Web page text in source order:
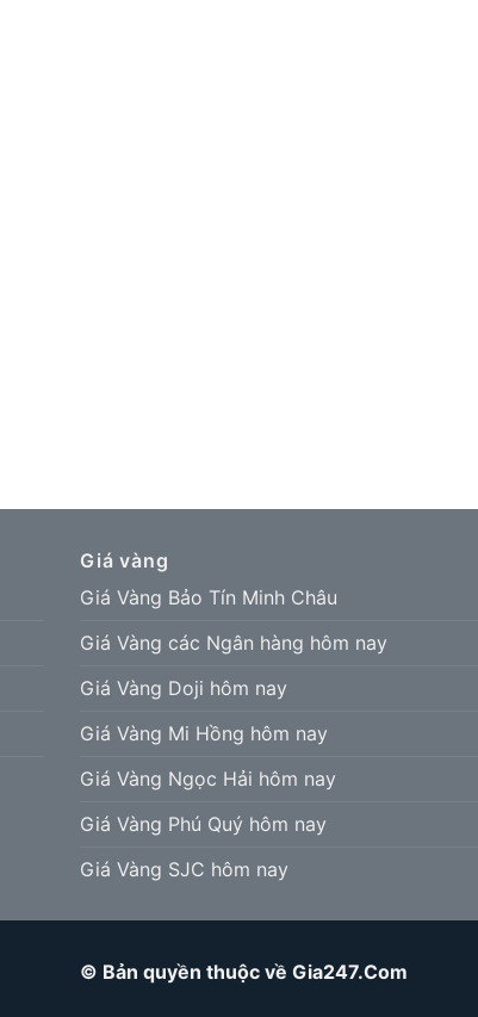
Giá vàng
Giá Vàng Bảo Tín Minh Châu
Giá Vàng các Ngân hàng hôm nay
Giá Vàng Doji hôm nay
Giá Vàng Mi Hồng hôm nay
Giá Vàng Ngọc Hải hôm nay
Giá Vàng Phú Quý hôm nay
Giá Vàng SJC hôm nay
© Bản quyền thuộc về Gia247.Com